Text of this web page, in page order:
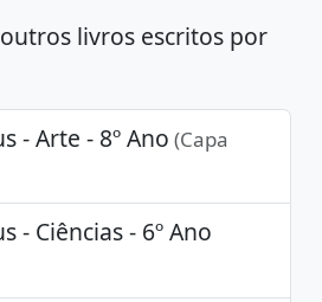
livros escritos por
- Arte - 8º Ano (Capa
- Ciências - 6º Ano